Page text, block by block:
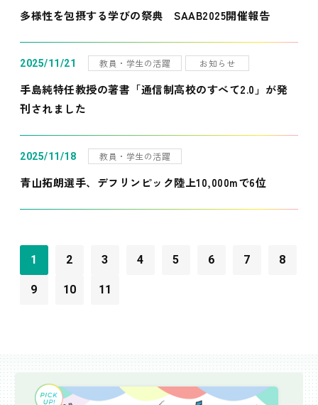
多様性を包摂する学びの祭典 SAAB2025開催報告
2025/11/21 教員・学生の活躍 お知らせ
手島純特任教授の著書「通信制高校のすべて2.0」が発
刊されました
2025/11/18 教員・学生の活躍
青山拓朗選手、デフリンピック陸上10,000mで6位
1 2 3 4 5 6 7 8
9 10 11